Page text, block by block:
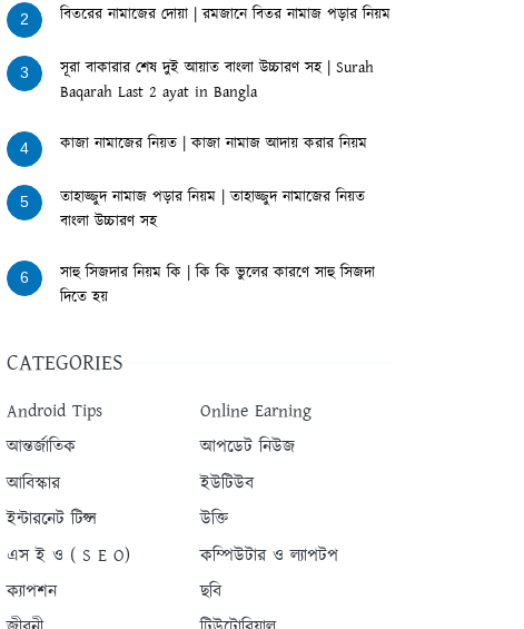
2 বিতরের নামাজের দোয়া | রমজানে বিতর নামাজ পড়ার নিয়ম
3
সূরা বাকারার শেষ দুই আয়াত বাংলা উচ্চারণ সহ | Surah
Baqarah Last 2 ayat in Bangla
4 কাজা নামাজের নিয়ত | কাজা নামাজ আদায় করার নিয়ম
5
তাহাজ্জুদ নামাজ পড়ার নিয়ম | তাহাজ্জুদ নামাজের নিয়ত
বাংলা উচ্চারণ সহ
6
সাহু সিজদার নিয়ম কি | কি কি ভুলের কারণে সাহু সিজদা
দিতে হয়
CATEGORIES
Android Tips
Online Earning
আন্তর্জাতিক
আপডেট নিউজ
আবিস্কার
ইউটিউব
ইন্টারনেট টিপ্স
উক্তি
এস ই ও ( S E O)
কম্পিউটার ও ল্যাপটপ
ক্যাপশন
ছবি